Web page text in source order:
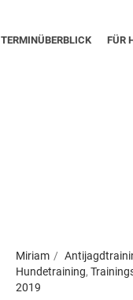
TERMINÜBERBLICK FÜR
Miriam
Hundetraining,
2019